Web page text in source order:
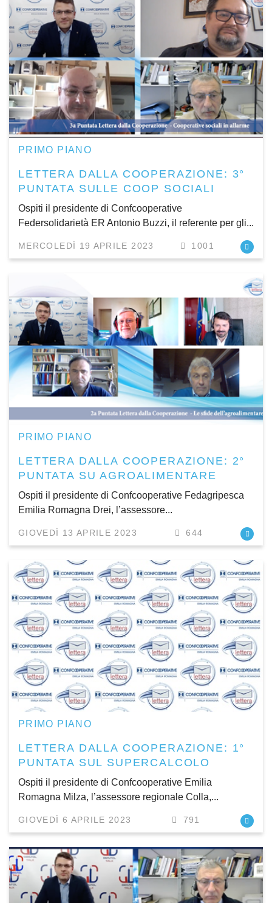
PRIMO PIANO
LETTERA DALLA COOPERAZIONE: 3°
PUNTATA SULLE COOP SOCIALI
Ospiti il presidente di Confcooperative
Federsolidarietà ER Antonio Buzzi, il referente per gli...
MERCOLEDÌ 19 APRILE 2023 1001
PRIMO PIANO
LETTERA DALLA COOPERAZIONE: 2°
PUNTATA SU AGROALIMENTARE
Ospiti il presidente di Confcooperative Fedagripesca
Emilia Romagna Drei, l’assessore...
GIOVEDÌ 13 APRILE 2023 644
PRIMO PIANO
LETTERA DALLA COOPERAZIONE: 1°
PUNTATA SUL SUPERCALCOLO
Ospiti il presidente di Confcooperative Emilia
Romagna Milza, l’assessore regionale Colla,...
GIOVEDÌ 6 APRILE 2023 791